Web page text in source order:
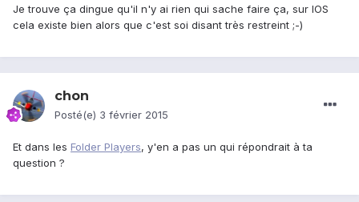
Je trouve ça dingue qu'il n'y ai rien qui sache faire ça, sur IOS
cela existe bien alors que c'est soi disant très restreint ;-)
chon
Posté(e) 3 février 2015
Et dans les Folder Players, y'en a pas un qui répondrait à ta
question ?